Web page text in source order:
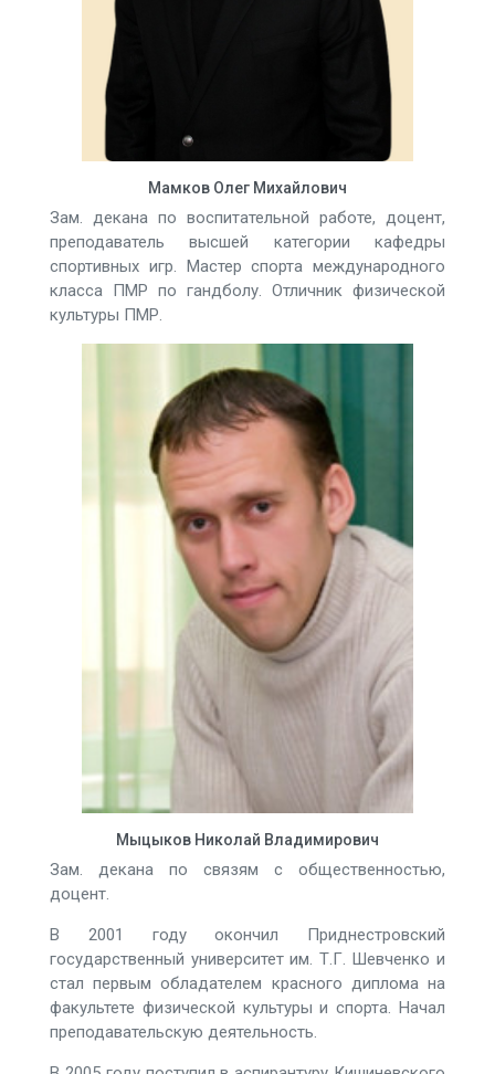
Мамков Олег Михайлович
Зам. декана по воспитательной работе, доцент,
преподаватель высшей категории кафедры
спортивных игр. Мастер спорта международного
класса ПМР по гандболу. Отличник физической
культуры ПМР.
Мыцыков Николай Владимирович
Зам. декана по связям с общественностью,
доцент.
В 2001 году окончил Приднестровский
государственный университет им. Т.Г. Шевченко и
стал первым обладателем красного диплома на
факультете физической культуры и спорта. Начал
преподавательскую деятельность.